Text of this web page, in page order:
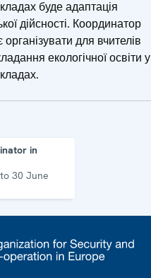
буде адаптація
дійсності. Координатор
для вчителів
екологічної освіти у
in
30 June